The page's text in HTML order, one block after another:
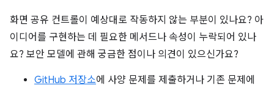
화면 공유 컨트롤이 예상대로 작동하지 않는 부분이 있나요? 아
이디어를 구현하는 데 필요한 메서드나 속성이 누락되어 있나
요? 보안 모델에 관해 궁금한 점이나 의견이 있으신가요?
GitHub 저장소에 사양 문제를 제출하거나 기존 문제에